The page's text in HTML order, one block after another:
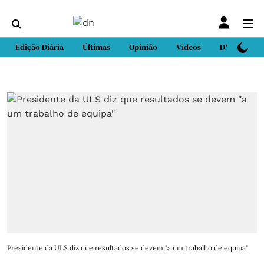
Edição Diária Últimas Opinião Vídeos DN Sport
Presidente da ULS diz que resultados se devem "a um trabalho de equipa"